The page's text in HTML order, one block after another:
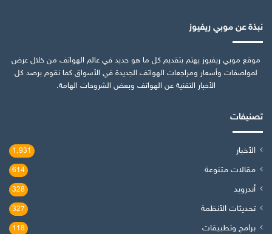
نبذة عن موبي ريفيوز
موقع موبي ريفيوز يهتم بتقديم كل ما هو جديد في عالم الهواتف من خلال عرض
لمواصفات وأسعار ومراجعات الهواتف الجديدة في الأسواق كما نقوم برصد كل
الأخبار التقنية عن الهواتف وبعض الشروحات الهامة.
تصنيفات
الأخبار 1٬931
مقالات متنوعة 614
أندرويد 328
تحديثات الأنظمة 327
برامج وتطبيقات 118